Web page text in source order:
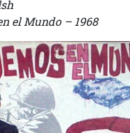
el Mundo – 1968